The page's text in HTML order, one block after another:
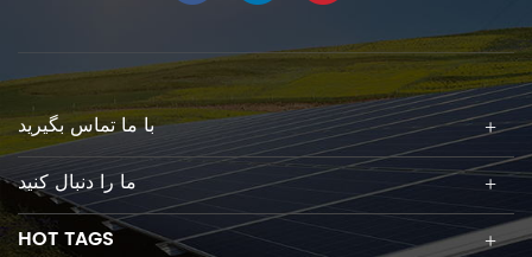
با ما تماس بگیرید
ما را دنبال کنید
HOT TAGS